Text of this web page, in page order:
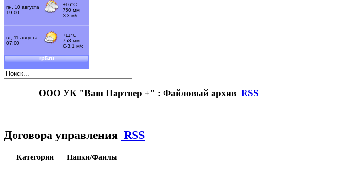
ООО УК "Ваш Партнер +" : Файловый архив RSS
Договора управления RSS
Категории Папки/Файлы